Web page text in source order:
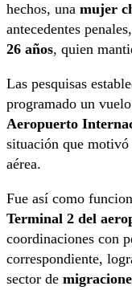
hechos, una mujer
antecedentes
26 años, quien
Las pesquisas
programado un
Aeropuerto
situación que motivó
aérea.
Fue así como
Terminal 2 del
coordinaciones con
correspondiente,
sector de